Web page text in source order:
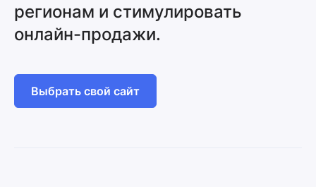
регионам и стимулировать
онлайн-продажи.
Выбрать свой сайт